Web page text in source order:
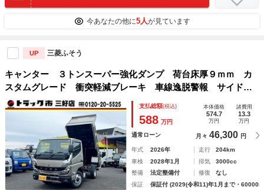
今あなたの他に5人が見ています
UP 三菱ふそう
キャンター ３トンスーパー強化ダンプ 荷台床厚９ｍｍ カ
スタムグレード 衝突軽減ブレーキ 車線逸脱警報 サイドガ
ードアシスト 坂道発進補助装置 バックモニター イージー
アクセスキー ５ＭＴ車
支払総額(税込)
588 万円
本体価格
574.7
万円
諸費用
13.3
万円
通常ローン 月々 46,300 円
年式 2026年 走行
204km
車検
2028年1月 排気
3000cc
整備
法定整備付 修復
なし
保証
保証付 (2029(令和11)年1月まで・